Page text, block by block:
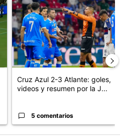
título "El divorcio es total: La
Un artículo de tendencia con el
Cruz Azul 2-3 Atlante: goles,
videos y resumen por la J...
5 comentarios